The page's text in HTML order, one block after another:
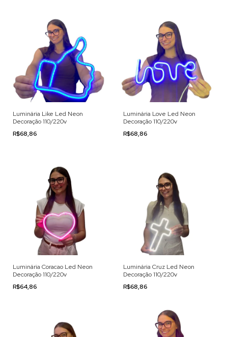
Luminária Like Led Neon
Decoração 110/220v
R$68,86
Luminária Love Led Neon
Decoração 110/220v
R$68,86
Luminária Coracao Led Neon
Decoração 110/220v
R$64,86
Luminária Cruz Led Neon
Decoração 110/220v
R$68,86